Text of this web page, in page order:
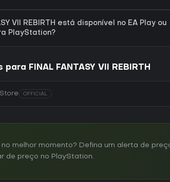
VII REBIRTH está disponível no EA Play ou
PlayStation?
FINAL FANTASY VII REBIRTH
OFFICIAL
melhor momento? Defina um alerta de
de preço no PlayStation.